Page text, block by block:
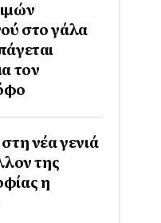
στο γάλα
τον
νέα γενιά
της
η